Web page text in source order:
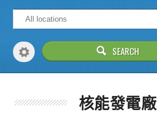
核能發電廠